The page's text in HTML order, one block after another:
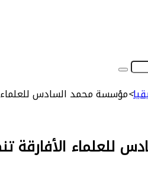
بحث
>مؤسسة محمد السادس للعلماء
للعلماء الأفارقة